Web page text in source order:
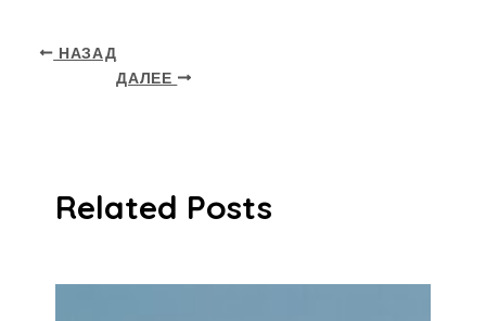
НАЗАД
ДАЛЕЕ
Related Posts